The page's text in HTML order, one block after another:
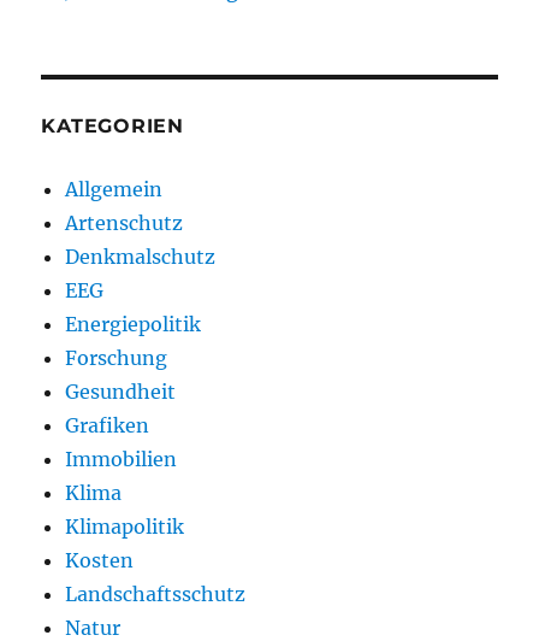
KATEGORIEN
Allgemein
Artenschutz
Denkmalschutz
EEG
Energiepolitik
Forschung
Gesundheit
Grafiken
Immobilien
Klima
Klimapolitik
Kosten
Landschaftsschutz
Natur